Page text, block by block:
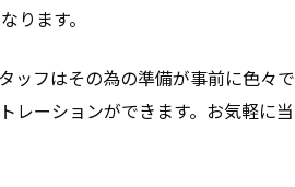
ります。
ッフはその為の準備が事前に色々で
レーションができます。お気軽に当